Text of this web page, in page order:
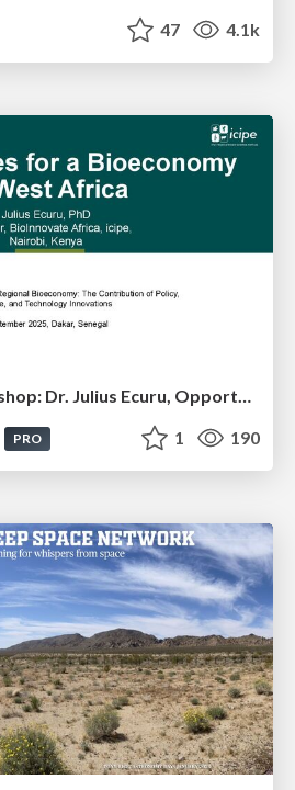
47 4.1k
Bioeconomy Workshop: Dr. Julius Ecuru, Opportunities for a Bioeconomy in West Africa
PRO 1 190